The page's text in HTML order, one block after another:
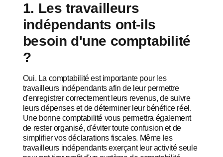
1. Les travailleurs
indépendants ont-ils
besoin d'une comptabilité
?
Oui. La comptabilité est importante pour les
travailleurs indépendants afin de leur permettre
d'enregistrer correctement leurs revenus, de suivre
leurs dépenses et de déterminer leur bénéfice réel.
Une bonne comptabilité vous permettra également
de rester organisé, d'éviter toute confusion et de
simplifier vos déclarations fiscales. Même les
travailleurs indépendants exerçant leur activité seule